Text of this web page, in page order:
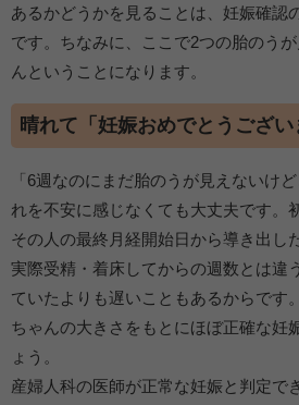
あるかどうかを見ることは、妊娠確認
です。ちなみに、ここで2つの胎のう
んということになります。
晴れて「妊娠おめでとうござい
「6週なのにまだ胎のうが見えないけ
れを不安に感じなくても大丈夫です。
その人の最終月経開始日から導き出し
実際受精・着床してからの週数とは違
ていたよりも遅いこともあるからです
ちゃんの大きさをもとにほぼ正確な妊
ょう。
産婦人科の医師が正常な妊娠と判定で